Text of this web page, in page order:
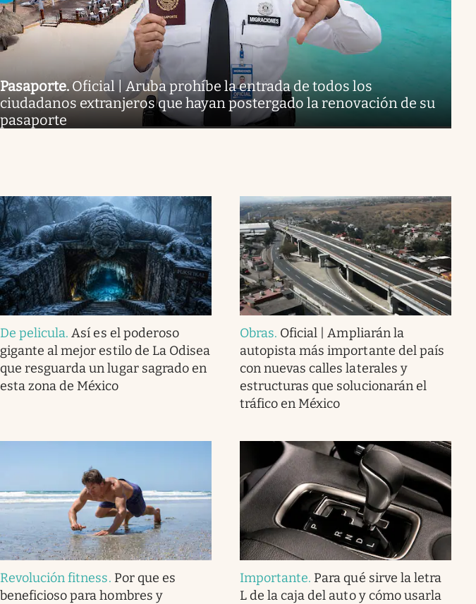
Pasaporte.Oficial | Aruba prohíbe la entrada de todos los
ciudadanos extranjeros que hayan postergado la renovación de su
pasaporte
De pelicula.Así es el poderoso
gigante al mejor estilo de La Odisea
que resguarda un lugar sagrado en
esta zona de México
Obras. Oficial | Ampliarán la
autopista más importante del país
con nuevas calles laterales y
estructuras que solucionarán el
tráfico en México
Revolución fitness. Por que es
beneficioso para hombres y
Importante. Para qué sirve la letra
L de la caja del auto y cómo usarla